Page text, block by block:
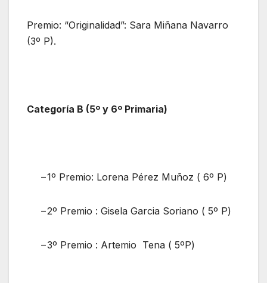
Premio: “Originalidad”: Sara Miñana Navarro
(3º P).
Categoría B (5º y 6º Primaria)
–1º Premio: Lorena Pérez Muñoz ( 6º P)
–2º Premio : Gisela Garcia Soriano ( 5º P)
–3º Premio : Artemio Tena ( 5ºP)